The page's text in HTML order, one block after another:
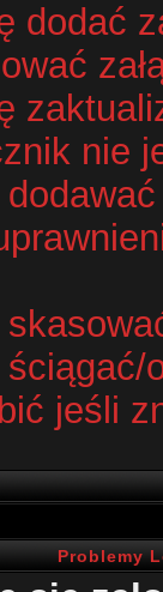
dodać
nie
jeśli
Problemy